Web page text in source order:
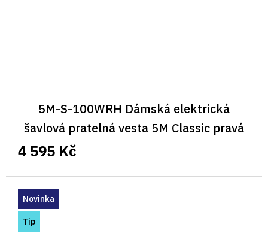
5M-S-100WRH Dámská elektrická
šavlová pratelná vesta 5M Classic pravá
4 595 Kč
Novinka
Tip